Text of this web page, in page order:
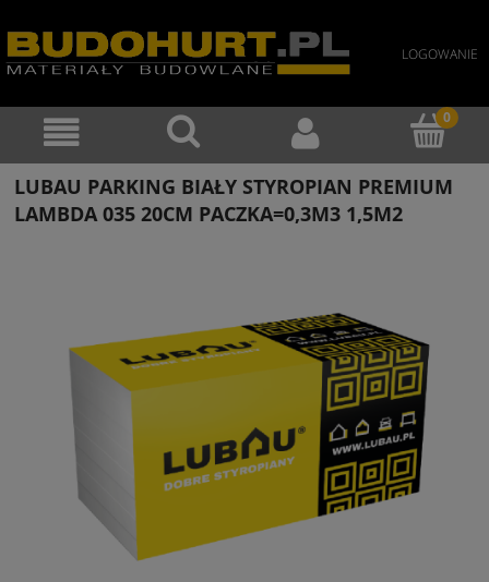
LOGOWANIE
LUBAU PARKING BIAŁY STYROPIAN PREMIUM
LAMBDA 035 20CM PACZKA=0,3M3 1,5M2